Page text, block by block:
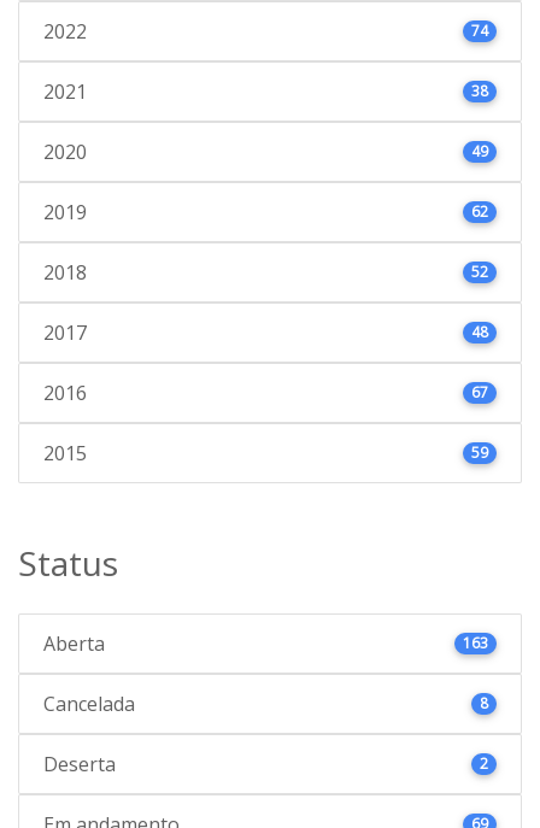
2022 74
2021 38
2020 49
2019 62
2018 52
2017 48
2016 67
2015 59
Status
Aberta 163
Cancelada 8
Deserta 2
69